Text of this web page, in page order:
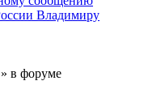
Владимиру
в форуме